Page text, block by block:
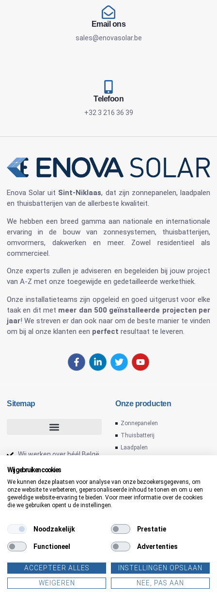
Email ons
sales@enovasolar.be
Telefoon
+32 3 216 36 39
Enova Solar uit Sint-Niklaas, dat zijn zonnepanelen, laadpalen
en thuisbatterijen van de allerbeste kwaliteit.
We hebben een breed gamma aan nationale en internationale
ervaring in de bouw van zonnesystemen, thuisbatterijen,
omvormers, dakwerken en meer. Zowel residentieel als
commercieel.
Onze experts zullen je adviseren en begeleiden bij jouw project
van A-Z met onze toegewijde en gedetailleerde werkethiek.
Onze installatieteams zijn opgeleid en goed uitgerust voor elke
taak en dit met meer dan 500 geïnstalleerde projecten per
jaar! We streven er dan ook naar om de beste manier te vinden
om bij al onze klanten een perfect resultaat te leveren.
Sitemap
Wij werken over héél Belgë
PV installatie
Laadpaal thuis
Thuis batterij
Slimme laadpaal
bedrijven
Onze producten
Zonnepanelen
Thuisbatterij
Laadpalen
Copyright © 2026 Enovasolar | Gemaakt met❤doormoontree.be
Wij gebruiken cookies
We kunnen deze plaatsen voor analyse van onze bezoekersgegevens, om
onze website te verbeteren, gepersonaliseerde inhoud te tonen en om u een
geweldige website-ervaring te bieden. Voor meer informatie over de cookies
die we gebruiken opent u de instellingen.
Noodzakelijk Prestatie
Functioneel Advertenties
ACCEPTEER ALLES
INSTELLINGEN OPSLAAN
WEIGEREN
NEE, PAS AAN